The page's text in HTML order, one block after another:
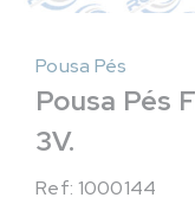
Pousa Pés
Pousa Pés
3V.
Ref: 1000144